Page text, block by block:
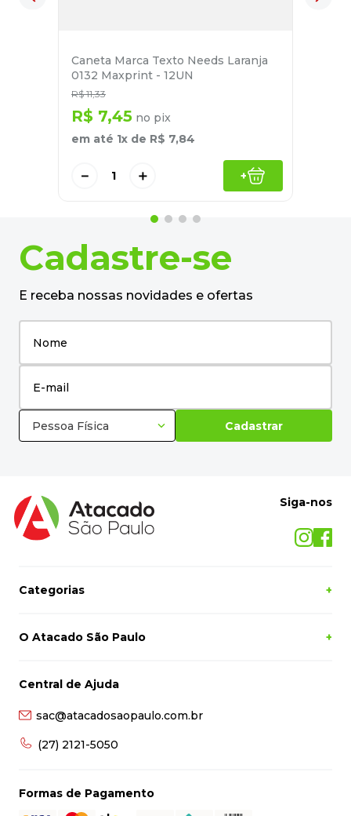
Caneta Marca Texto Needs Laranja
0132 Maxprint - 12UN
R$ 11,33
R$ 7,45 no pix
em até 1x de R$ 7,84
＋
－ +
Cadastre-se
E receba nossas novidades e ofertas
Pessoa Física Cadastrar
Siga-nos
Categorias +
O Atacado São Paulo +
Central de Ajuda
sac@atacadosaopaulo.com.br
(27) 2121-5050
Formas de Pagamento